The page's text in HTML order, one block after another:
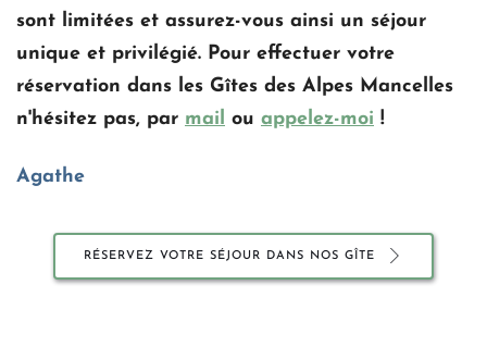
sont limitées et assurez-vous ainsi un séjour
unique et privilégié. Pour effectuer votre
réservation dans les Gîtes des Alpes Mancelles
n'hésitez pas, par mail ou appelez-moi !
Agathe
RÉSERVEZ VOTRE SÉJOUR DANS NOS GÎTE